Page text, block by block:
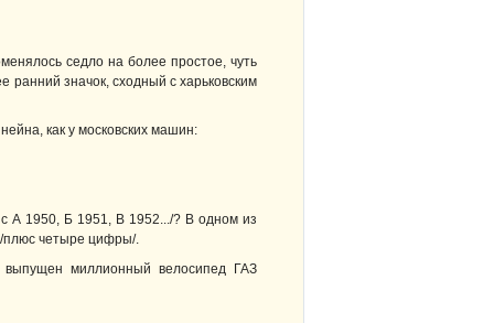
седло на более простое, чуть
значок, сходный с харьковским
как у московских машин:
А 1950, Б 1951, В 1952.../? В одном из
/плюс четыре цифры/.
миллионный велосипед ГАЗ